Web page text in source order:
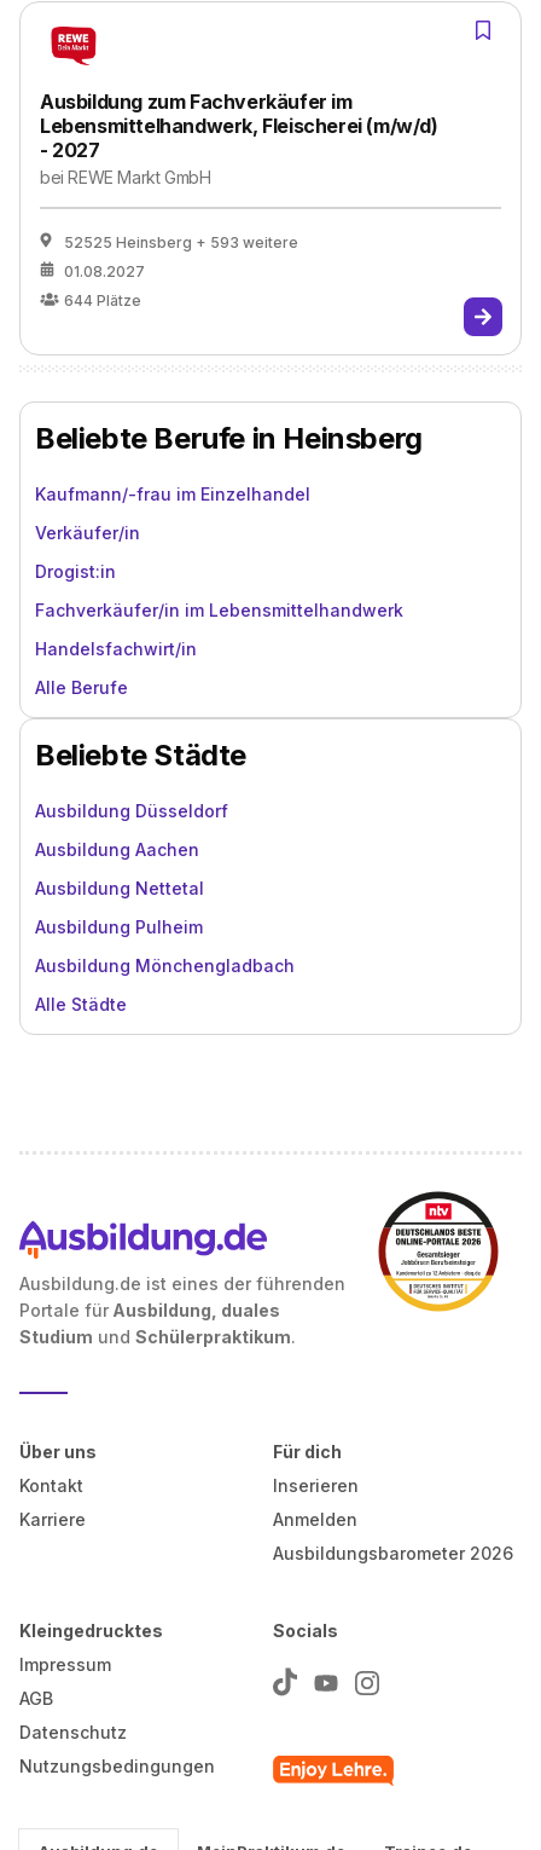
Ausbildung zum Fachverkäufer im
Lebensmittelhandwerk, Fleischerei (m/w/d)
- 2027
beiREWE Markt GmbH
52525 Heinsberg + 593 weitere
01.08.2027
644 Plätze
Beliebte Berufe in Heinsberg
Kaufmann/-frau im Einzelhandel
Verkäufer/in
Drogist:in
Fachverkäufer/in im Lebensmittelhandwerk
Handelsfachwirt/in
Alle Berufe
Beliebte Städte
Ausbildung Düsseldorf
Ausbildung Aachen
Ausbildung Nettetal
Ausbildung Pulheim
Ausbildung Mönchengladbach
Alle Städte
Ausbildung.de ist eines der führenden
Portale für Ausbildung, duales
Studium und Schülerpraktikum.
Über uns
Kontakt
Karriere
Für dich
Inserieren
Anmelden
Ausbildungsbarometer 2026
Kleingedrucktes
Impressum
AGB
Datenschutz
Nutzungsbedingungen
Socials